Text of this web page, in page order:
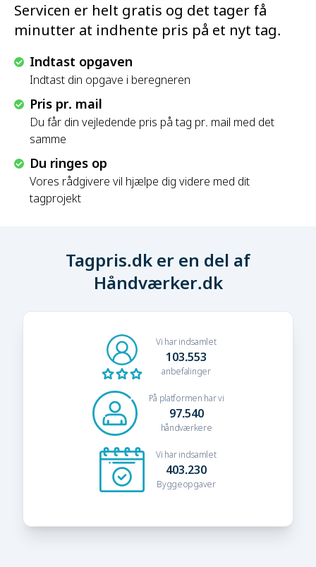
Servicen er helt gratis og det tager få
minutter at indhente pris på et nyt tag.
Indtast opgaven
Indtast din opgave i beregneren
Pris pr. mail
Du får din vejledende pris på tag pr. mail med det
samme
Du ringes op
Vores rådgivere vil hjælpe dig videre med dit
tagprojekt
Tagpris.dk er en del af
Håndværker.dk
Vi har indsamlet
103.553
anbefalinger
På platformen har vi
97.540
håndværkere
Vi har indsamlet
403.230
Byggeopgaver